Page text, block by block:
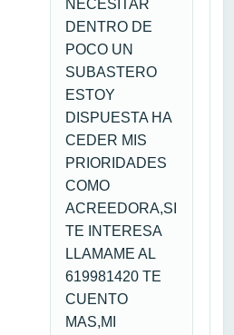
NECESITAR
DENTRO DE
POCO UN
SUBASTERO
ESTOY
DISPUESTA HA
CEDER MIS
PRIORIDADES
COMO
ACREEDORA,SI
TE INTERESA
LLAMAME AL
619981420 TE
CUENTO
MAS,MI